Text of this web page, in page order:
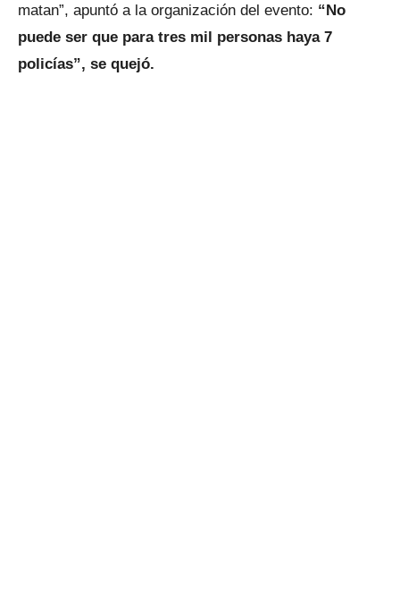
matan”, apuntó a la organización del evento: “No
puede ser que para tres mil personas haya 7
policías”, se quejó.